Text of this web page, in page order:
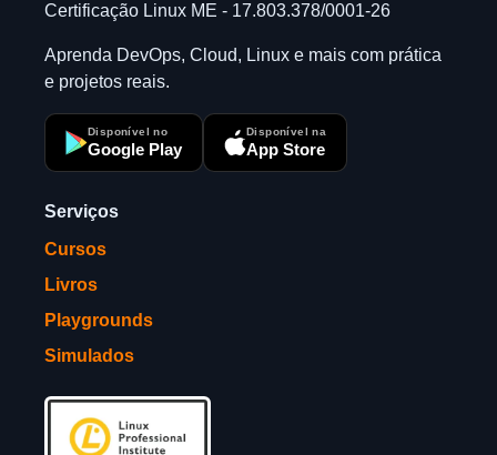
Certificação Linux ME - 17.803.378/0001-26
Aprenda DevOps, Cloud, Linux e mais com prática
e projetos reais.
Disponível no
Google Play
Disponível na
App Store
Serviços
Cursos
Livros
Playgrounds
Simulados